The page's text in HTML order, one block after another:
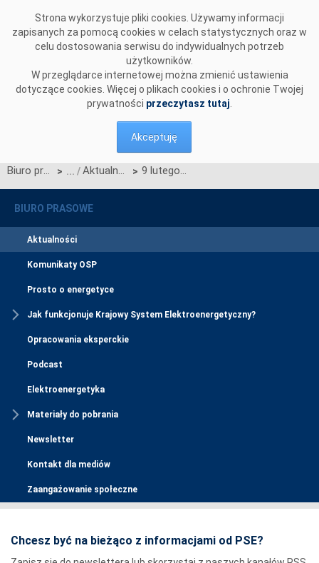
Strona wykorzystuje pliki cookies. Używamy informacji
zapisanych za pomocą cookies w celach statystycznych oraz w
celu dostosowania serwisu do indywidualnych potrzeb
użytkowników.
W przeglądarce internetowej można zmienić ustawienia
dotyczące cookies. Więcej o plikach cookies i o ochronie Twojej
prywatności przeczytasz tutaj
Akceptuję
Biuro prasowe > Aktualności > 9 lutego na rynku dnia następnego zacznie działać mechanizm Multi-NEMO
BIURO PRASOWE
Aktualności
Komunikaty OSP
Prosto o energetyce
Jak funkcjonuje Krajowy System Elektroenergetyczny?
Opracowania eksperckie
Podcast
Elektroenergetyka
Materiały do pobrania
Newsletter
Kontakt dla mediów
Zaangażowanie społeczne
Chcesz być na bieżąco z informacjami od PSE?